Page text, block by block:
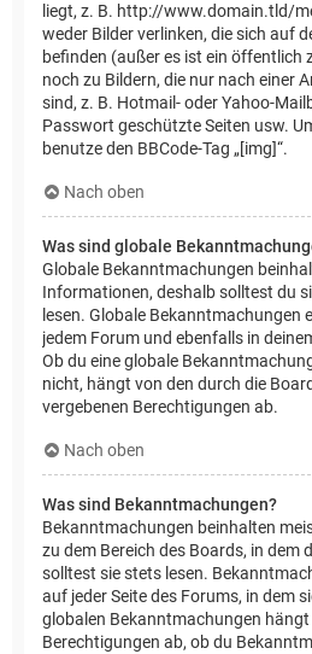
liegt, z. B. http://www.domain.tld/
weder Bilder verlinken, die sich auf
befinden (außer es ist ein öffentlich
noch zu Bildern, die nur nach einer
sind, z. B. Hotmail- oder Yahoo-
Passwort geschützte Seiten usw.
benutze den BBCode-Tag „[img]“.
Nach oben
Was sind globale
Globale Bekanntmachungen
Informationen, deshalb solltest du
lesen. Globale Bekanntmachungen
jedem Forum und ebenfalls in
Ob du eine globale
nicht, hängt von den durch die
vergebenen Berechtigungen ab.
Nach oben
Was sind Bekanntmachungen?
Bekanntmachungen beinhalten
zu dem Bereich des Boards, in dem
solltest sie stets lesen.
auf jeder Seite des Forums, in dem
globalen Bekanntmachungen hängt
Berechtigungen ab, ob du